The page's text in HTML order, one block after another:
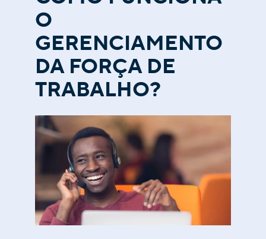
O
GERENCIAMENTO
DA FORÇA DE
TRABALHO?